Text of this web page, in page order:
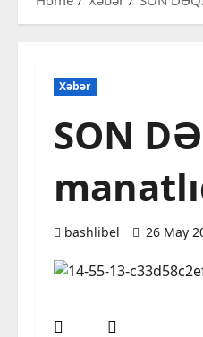
Xəbər
SON
bashlibel 26 May